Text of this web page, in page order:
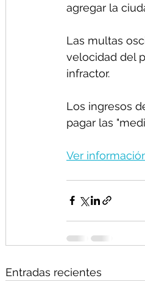
agregar la
Las multas
velocidad del
infractor.
Los ingresos
pagar las
Ver
Entradas recientes